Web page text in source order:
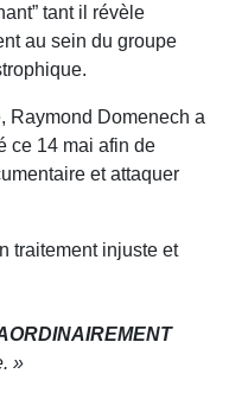
tant il révèle
au sein du groupe
Raymond Domenech a
ce 14 mai afin de
et attaquer
traitement injuste et
»